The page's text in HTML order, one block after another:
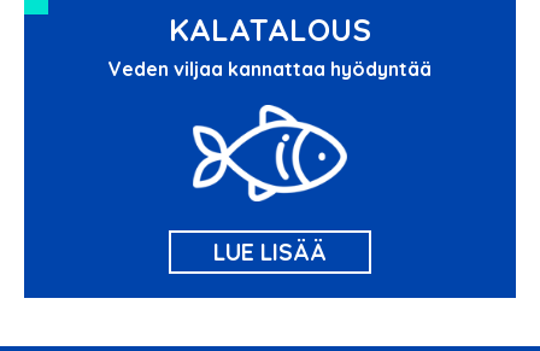
KALATALOUS
Veden viljaa kannattaa hyödyntää
LUE LISÄÄ